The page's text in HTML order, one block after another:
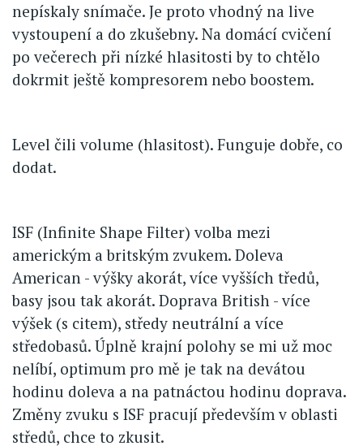
nepískaly snímače. Je proto vhodný na live
vystoupení a do zkušebny. Na domácí cvičení
po večerech při nízké hlasitosti by to chtělo
dokrmit ještě kompresorem nebo boostem.
Level čili volume (hlasitost). Funguje dobře, co
dodat.
ISF (Infinite Shape Filter) volba mezi
americkým a britským zvukem. Doleva
American - výšky akorát, více vyšších tředů,
basy jsou tak akorát. Doprava British - více
výšek (s citem), středy neutrální a více
středobasů. Úplně krajní polohy se mi už moc
nelíbí, optimum pro mě je tak na devátou
hodinu doleva a na patnáctou hodinu doprava.
Změny zvuku s ISF pracují především v oblasti
středů, chce to zkusit.